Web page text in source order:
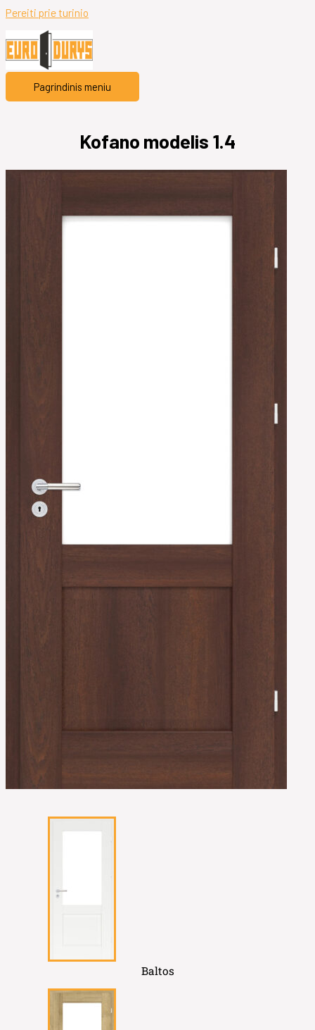
Pereiti prie turinio
Pagrindinis meniu
Kofano modelis 1.4
Baltos